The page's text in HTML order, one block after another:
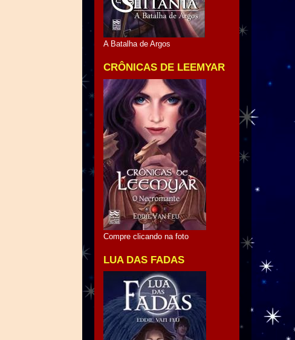
A Batalha de Argos
CRÔNICAS DE LEEMYAR
Compre clicando na foto
LUA DAS FADAS